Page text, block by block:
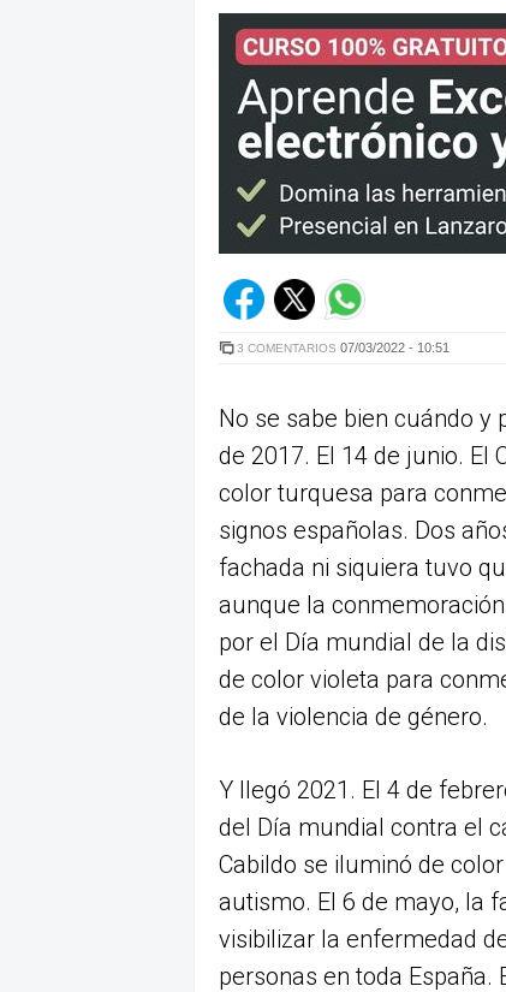
3 COMENTARIOS 07/03/2022 - 10:51
No se sabe bien cuándo y
de 2017. El 14 de junio. El
color turquesa para
signos españolas. Dos
fachada ni siquiera tuvo
aunque la
por el Día mundial de la
de color violeta para
de la violencia de género.
Y llegó 2021. El 4 de
del Día mundial contra el
Cabildo se iluminó de
autismo. El 6 de mayo, la
visibilizar la enfermedad
personas en toda España.